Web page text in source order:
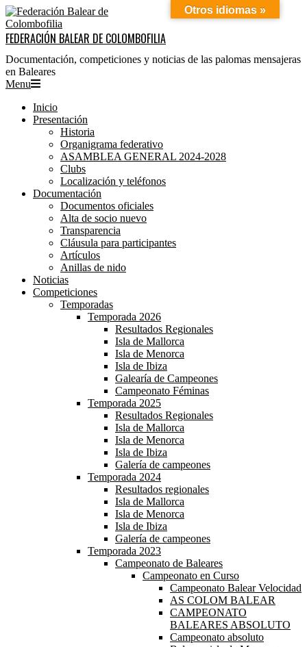
Skip
to
content
FEDERACIÓN BALEAR DE COLOMBOFILIA
Documentación, competiciones y noticias de las palomas mensajeras
en Baleares
Primary
Menu
Menu
Inicio
Presentación
Historia
Organigrama federativo
ASAMBLEA GENERAL 2024-2028
Clubs
Localización y teléfonos
Documentación
Documentos oficiales
Alta de socio nuevo
Transparencia
Cláusula para participantes
Artículos
Anillas de nido
Noticias
Competiciones
Temporadas
Temporada 2026
Resultados Regionales
Isla de Mallorca
Isla de Menorca
Isla de Ibiza
Galearía de Campeones
Campeonato Féminas
Temporada 2025
Resultados Regionales
Isla de Mallorca
Isla de Menorca
Isla de Ibiza
Galería de campeones
Temporada 2024
Resultados regionales
Isla de Mallorca
Isla de Menorca
Isla de Ibiza
Galería de campeones
Temporada 2023
Campeonato de Baleares
Campeonato en Curso
Campeonato Balear Velocidad
AS COLOM BALEAR
CAMPEONATO
BALEARES ABSOLUTO
Campeonato absoluto
Otros idiomas »